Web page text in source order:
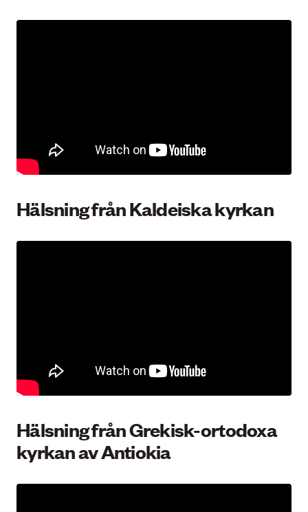
Hälsning från Kaldeiska kyrkan
Hälsning från Grekisk-ortodoxa
kyrkan av Antiokia